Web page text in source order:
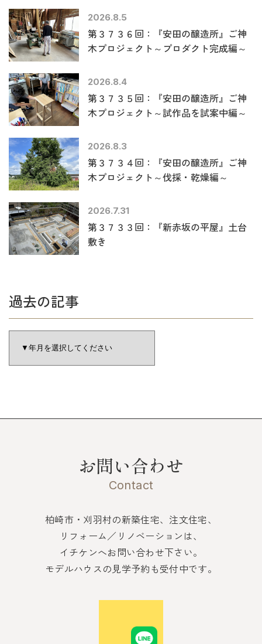
2026.8.5
第３７３６回：『安田の醸造所』ご神
木プロジェクト～プロダクト完成編～
2026.8.4
第３７３５回：『安田の醸造所』ご神
木プロジェクト～試作品を試案中編～
2026.8.3
第３７３４回：『安田の醸造所』ご神
木プロジェクト～伐採・乾燥編～
2026.7.31
第３７３３回：『新赤坂の平屋』土台
敷き
過去の記事
お問い合わせ
Contact
柏崎市・刈羽村の新築住宅、注文住宅、
リフォーム／リノベーションは、
イチケンへお問い合わせ下さい。
モデルハウスの見学予約も受付中です。